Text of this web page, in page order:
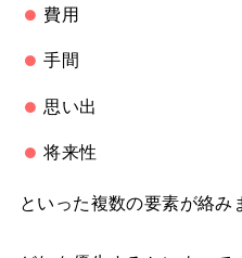
費用
手間
思い出
将来性
といった複数の要素が絡み